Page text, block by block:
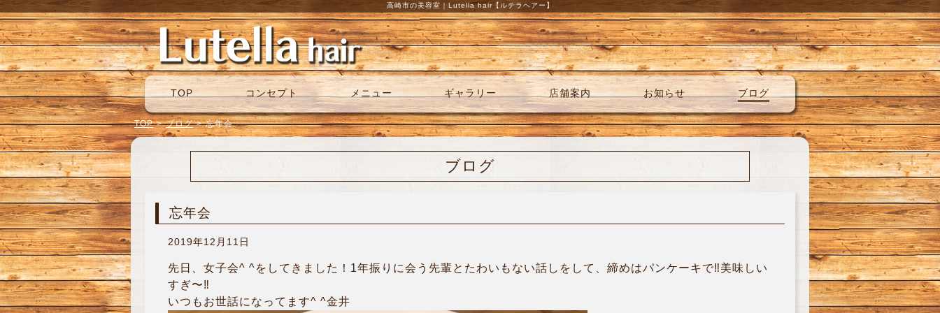
高崎市の美容室｜Lutella hair【ルテラヘアー】
TOP コンセプト メニュー ギャラリー 店舗案内 お知らせ ブログ
TOP > ブログ > 忘年会
ブログ
忘年会
2019年12月11日
先日、女子会^ ^をしてきました！1年振りに会う先輩とたわいもない話しをして、締めはパンケーキで‼︎美味しい
すぎ〜‼︎
いつもお世話になってます^ ^金井